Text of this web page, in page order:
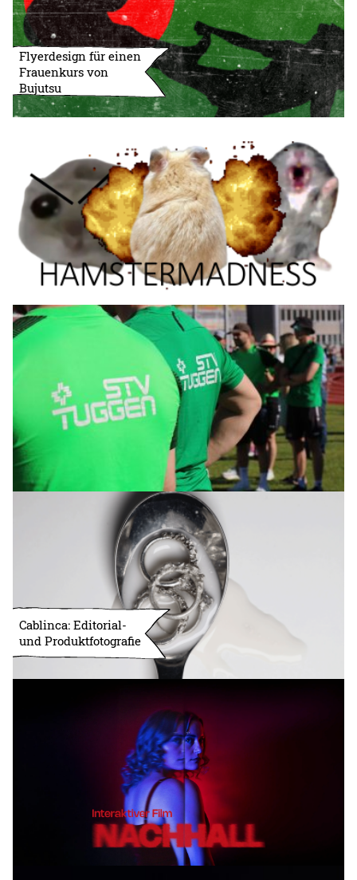
Flyerdesign für einen
Frauenkurs von
Bujutsu
Cablinca: Editorial-
und Produktfotografie